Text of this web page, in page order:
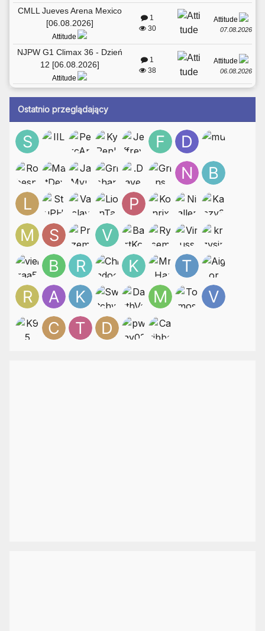
CMLL Jueves Arena Mexico
[06.08.2026]
Attitude
1
30
Attitude
07.08.2026
NJPW G1 Climax 36 - Dzień
12 [06.08.2026]
Attitude
1
38
Attitude
06.08.2026
Ostatnio przeglądający